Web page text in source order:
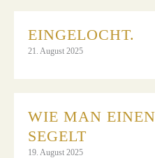
EINGELOCHT.
21. August 2025
WIE MAN
SEGELT
19. August 2025